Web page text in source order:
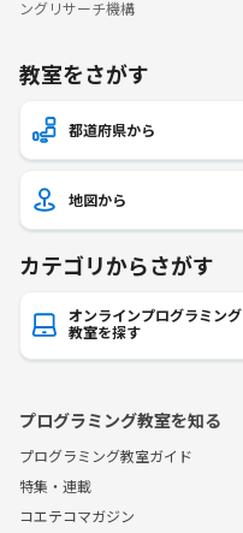
ングリサーチ機構
教室をさがす
都道府県から
地図から
カテゴリからさがす
オンラインプログラミング
教室を探す
プログラミング教室を知る
プログラミング教室ガイド
特集・連載
コエテコマガジン